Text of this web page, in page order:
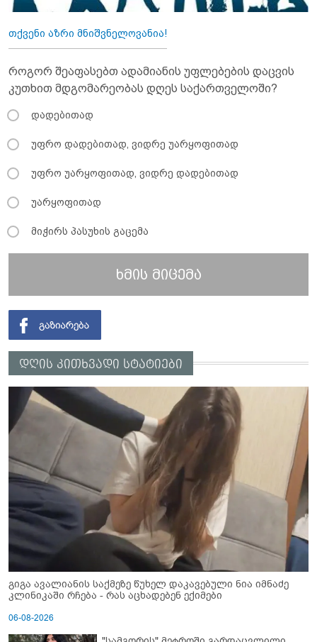
თქვენი აზრი მნიშვნელოვანია!
როგორ შეაფასებთ ადამიანის უფლებების დაცვის
კუთხით მდგომარეობას დღეს საქართველოში?
დადებითად
უფრო დადებითად, ვიდრე უარყოფითად
უფრო უარყოფითად, ვიდრე დადებითად
უარყოფითად
მიჭირს პასუხის გაცემა
ხმის მიცემა
დღის კითხვადი სტატიები
გიგა ავალიანის საქმეზე წუხელ დაკავებული ნია იმნაძე
კლინიკაში რჩება - რას აცხადებენ ექიმები
06-08-2026